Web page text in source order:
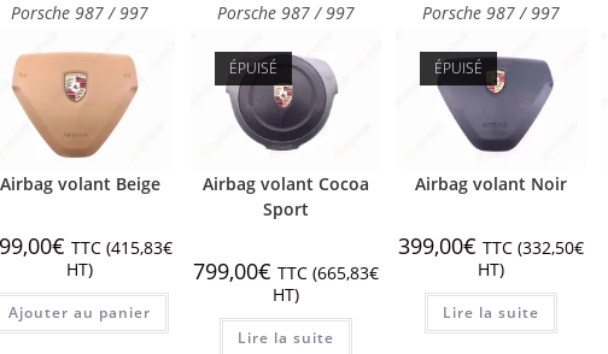
Porsche 987 / 997
Airbag volant Beige
€ TTC (415,83€
HT)
Ajouter au panier
Porsche 987 / 997
ÉPUISÉ
Airbag volant Cocoa
Sport
799,00€ TTC (665,83€
HT)
Lire la suite
Porsche 987 / 997
ÉPUISÉ
Airbag volant Noir
399,00€ TTC (332,50€
HT)
Lire la suite